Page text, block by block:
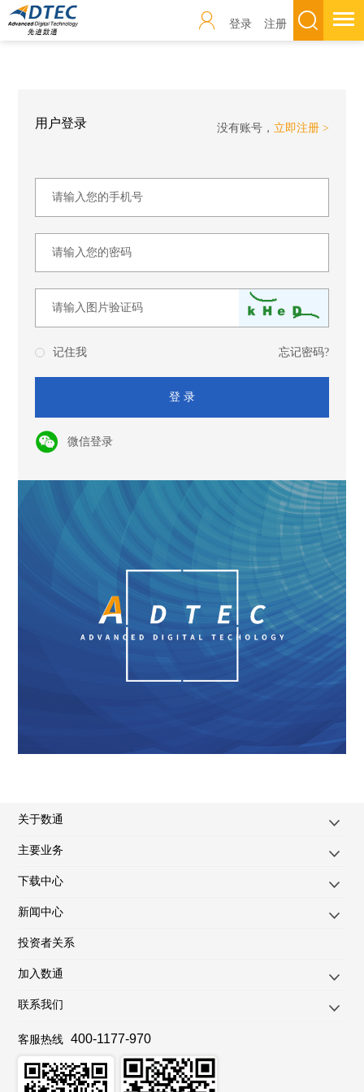
登录 注册
用户登录 没有账号， 立即注册>
记住我 忘记密码?
登 录
微信登录
关于数通
主要业务
下载中心
新闻中心
投资者关系
加入数通
联系我们
客服热线 400-1177-970